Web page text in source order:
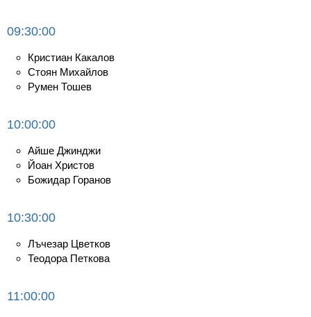
09:30:00
Кристиан Какалов
Стоян Михайлов
Румен Тошев
10:00:00
Айше Джинджи
Йоан Христов
Божидар Горанов
10:30:00
Лъчезар Цветков
Теодора Петкова
11:00:00